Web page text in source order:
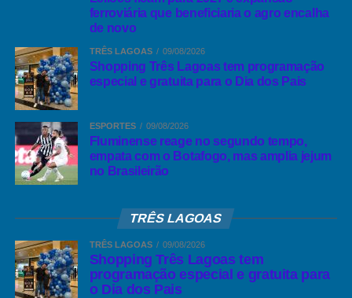
ferroviária que beneficiaria o agro encalha
de novo
TRÊS LAGOAS 09/08/2026
Shopping Três Lagoas tem programação
especial e gratuita para o Dia dos Pais
ESPORTES 09/08/2026
Fluminense reage no segundo tempo,
empata com o Botafogo, mas amplia jejum
no Brasileirão
TRÊS LAGOAS
TRÊS LAGOAS 09/08/2026
Shopping Três Lagoas tem
programação especial e gratuita para
o Dia dos Pais